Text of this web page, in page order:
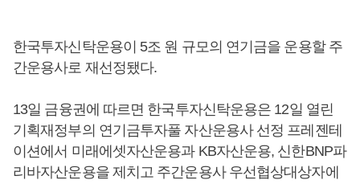
한국투자신탁운용이 5조 원 규모의 연기금을 운용할 주
간운용사로 재선정됐다.
13일 금융권에 따르면 한국투자신탁운용은 12일 열린
기획재정부의 연기금투자풀 자산운용사 선정 프레젠테
이션에서 미래에셋자산운용과 KB자산운용, 신한BNP파
리바자산운용을 제치고 주간운용사 우선협상대상자에